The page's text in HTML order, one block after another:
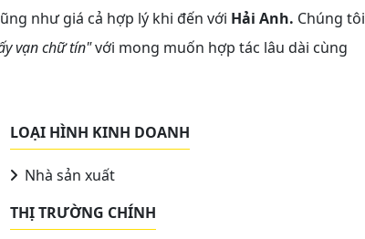
như giá cả hợp lý khi đến với Hải Anh. Chúng tôi
vạn chữ tín"với mong muốn hợp tác lâu dài cùng
LOẠI HÌNH KINH DOANH
Nhà sản xuất
THỊ TRƯỜNG CHÍNH